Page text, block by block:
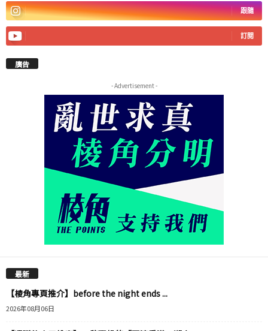
跟隨
訂閱
廣告
- Advertisement -
最新
【棱角專頁推介】before the night ends ...
2026年08月06日